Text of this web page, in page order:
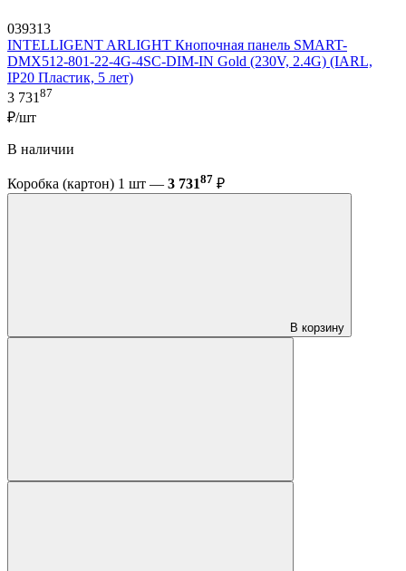
039313
INTELLIGENT ARLIGHT Кнопочная панель SMART-
DMX512-801-22-4G-4SC-DIM-IN Gold (230V, 2.4G) (IARL,
IP20 Пластик, 5 лет)
3 73187
₽/шт
В наличии
Коробка (картон) 1 шт — 3 73187 ₽
В корзину